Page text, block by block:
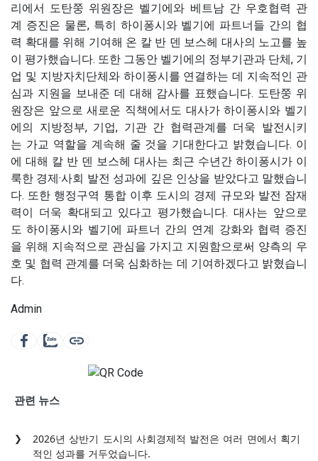
리에서 도탄쭝 위원장은 벨기에와 베트남 간 우호협력 관
계 증진은 물론, 특히 하이퐁시와 벨기에 파트너들 간의 협
력 확대를 위해 기여해 온 칼 반 덴 보스헤 대사의 노고를 높
이 평가했습니다. 또한 그동안 벨기에의 정부기관과 단체, 기
업 및 지방자치단체와 하이퐁시를 연결하는 데 지속적인 관
심과 지원을 보내준 데 대해 감사를 표했습니다. 도탄쭝 위
원장은 앞으로 새로운 직책에서도 대사가 하이퐁시와 벨기
에의 지방정부, 기업, 기관 간 협력관계를 더욱 발전시키
는 가교 역할을 계속해 줄 것을 기대한다고 밝혔습니다. 이
에 대해 칼 반 덴 보스헤 대사는 최근 수년간 하이퐁시가 이
룩한 경제·사회 발전 성과에 깊은 인상을 받았다고 말했습니
다. 또한 행정구역 통합 이후 도시의 경제 규모와 발전 잠재
력이 더욱 확대되고 있다고 평가했습니다. 대사는 앞으로
도 하이퐁시와 벨기에 파트너 간의 연계 강화와 협력 증진
을 위해 지속적으로 관심을 가지고 지원함으로써 양측의 우
호 및 협력 관계를 더욱 심화하는 데 기여하겠다고 밝혔습니
다.
Admin
관련 뉴스
2026년 상반기 도시의 사회경제적 발전은 여러 면에서 획기
적인 성과를 거두었습니다.